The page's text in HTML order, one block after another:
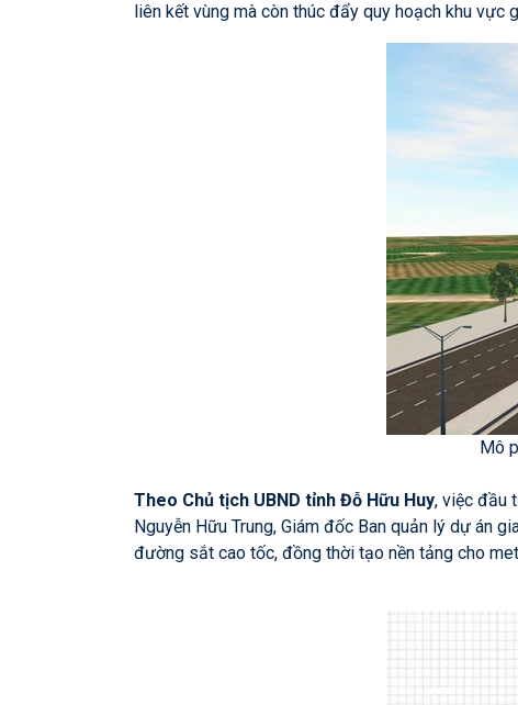
liên kết vùng mà còn thúc đẩy quy hoạch khu vực
Mô
Theo Chủ tịch UBND tỉnh Đỗ Hữu Huy, việc đầu
Nguyễn Hữu Trung, Giám đốc Ban quản lý dự án
đường sắt cao tốc, đồng thời tạo nền tảng cho